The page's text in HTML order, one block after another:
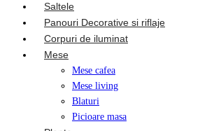
Saltele
Panouri Decorative si riflaje
Corpuri de iluminat
Mese
Mese cafea
Mese living
Blaturi
Picioare masa